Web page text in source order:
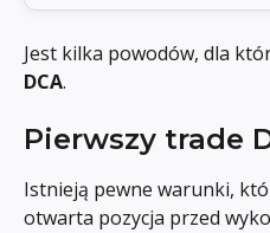
Jest kilka powodów, dla
DCA.
Pierwszy trade
Istnieją pewne warunki,
otwarta pozycja przed